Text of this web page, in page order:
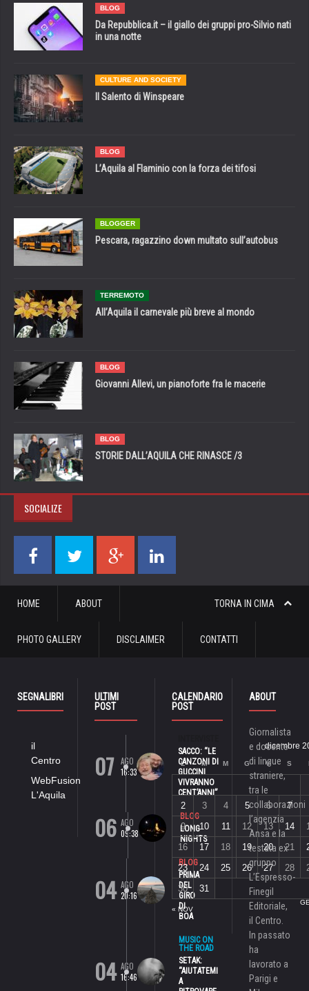
BLOG
Da Repubblica.it – il giallo dei gruppi pro-Silvio nati
in una notte
CULTURE AND SOCIETY
Il Salento di Winspeare
BLOG
L’Aquila al Flaminio con la forza dei tifosi
BLOGGER
Pescara, ragazzino down multato sull’autobus
TERREMOTO
All’Aquila il carnevale più breve al mondo
BLOG
Giovanni Allevi, un pianoforte fra le macerie
BLOG
STORIE DALL’AQUILA CHE RINASCE /3
SOCIALIZE
TORNA IN CIMA
HOME ABOUT
PHOTO GALLERY DISCLAIMER CONTATTI
SEGNALIBRI
il
Centro
WebFusion
L'Aquila
ULTIMI
POST
07
AGO
16:33
SACCO: “LE
CANZONI DI
GUCCINI
VIVRANNO
CENT’ANNI”
06 AGO
09:38
BLOG
LONG
NIGHTS
04 AGO
20:16
BLOG
PRIMA
DEL
GIRO
DI
BOA
04 AGO
16:46
MUSIC ON
THE ROAD
SETAK:
“AIUTATEMI
A
CALENDARIO
POST
dicembre
L M M G V S
« NOV
2
3 4 5 6 7
9
10 11 12 13 14
16
17 18 19 20 21
23
24 25 26 27 28
30
31
ABOUT
Giornalista
e docente
di lingue
straniere,
tra le
collaborazioni
l’agenzia
Ansa e la
testata ex
gruppo
L’Espresso-
Finegil
Editoriale,
il Centro.
In passato
ha
lavorato a
Parigi e